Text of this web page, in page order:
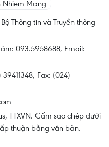
Thông tin và Truyền thông
093.5958688, Email:
Fax: (024)
TTXVN. Cấm sao chép dưới
thuận bằng văn bản.